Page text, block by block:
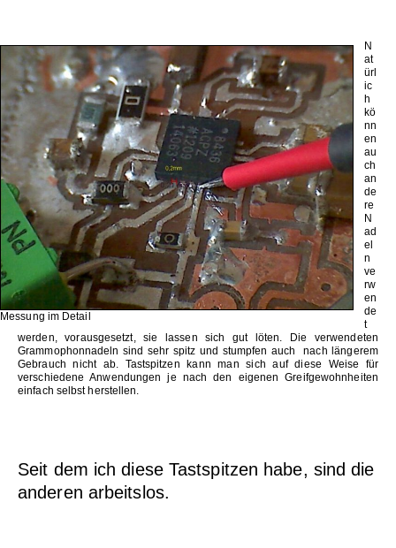
Messung im Detail
N
at
ürl
ic
h
kö
nn
en
au
ch
an
de
re
N
ad
el
n
ve
rw
en
de
t
werden, vorausgesetzt, sie lassen sich gut löten. Die verwendeten
Grammophonnadeln sind sehr spitz und stumpfen auch nach längerem
Gebrauch nicht ab. Tastspitzen kann man sich auf diese Weise für
verschiedene Anwendungen je nach den eigenen Greifgewohnheiten
einfach selbst herstellen.
Seit dem ich diese Tastspitzen habe, sind die
anderen arbeitslos.